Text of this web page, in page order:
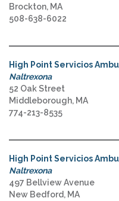
Brockton, MA
508-638-6022
High Point Servicios
Naltrexona
52 Oak Street
Middleborough, MA
774-213-8535
High Point Servicios
Naltrexona
497 Bellview Avenue
New Bedford, MA